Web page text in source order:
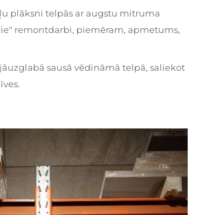
plāksni telpās ar augstu mitruma
remontdarbi, piemēram, apmetums,
sausā vēdināmā telpā, saliekot